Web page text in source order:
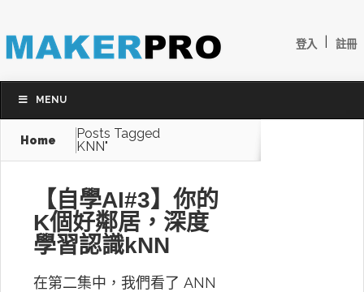
登入 註冊
MENU
Home
Posts Tagged
KNN"
【自學AI#3】你的
K個好鄰居，深度
學習認識kNN
在第二集中，我們看了 ANN